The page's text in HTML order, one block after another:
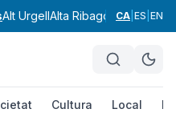
Alt UrgellAlta RibagorçaAnoia
CA ES EN
Cultura Local